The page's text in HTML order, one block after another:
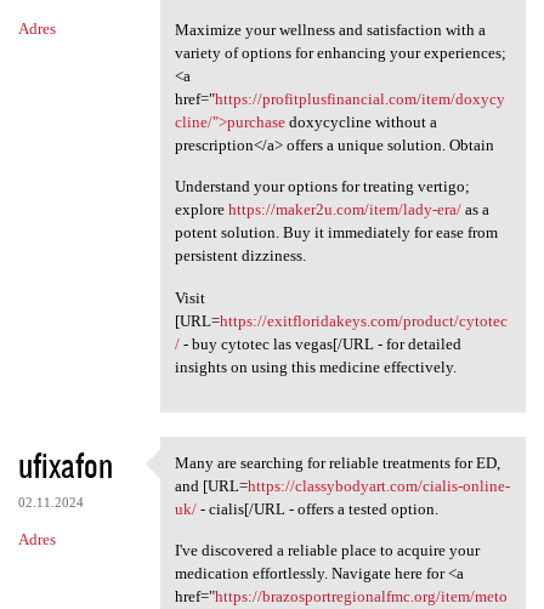
Adres
Maximize your wellness and satisfaction with a
variety of options for enhancing your experiences;
<a
href="https://profitplusfinancial.com/item/doxycy
cline/">purchasedoxycycline without a
prescription</a> offers a unique solution. Obtain
Understand your options for treating vertigo;
explore https://maker2u.com/item/lady-era/as a
potent solution. Buy it immediately for ease from
persistent dizziness.
Visit
[URL=https://exitfloridakeys.com/product/cytotec
/- buy cytotec las vegas[/URL - for detailed
insights on using this medicine effectively.
ufixafon
02.11.2024
Adres
Many are searching for
Many are searching for reliable treatments for ED,
and [URL=https://classybodyart.com/cialis-online-
uk/- cialis[/URL - offers a tested option.
I've discovered a reliable place to acquire your
medication effortlessly. Navigate here for <a
href="https://brazosportregionalfmc.org/item/meto